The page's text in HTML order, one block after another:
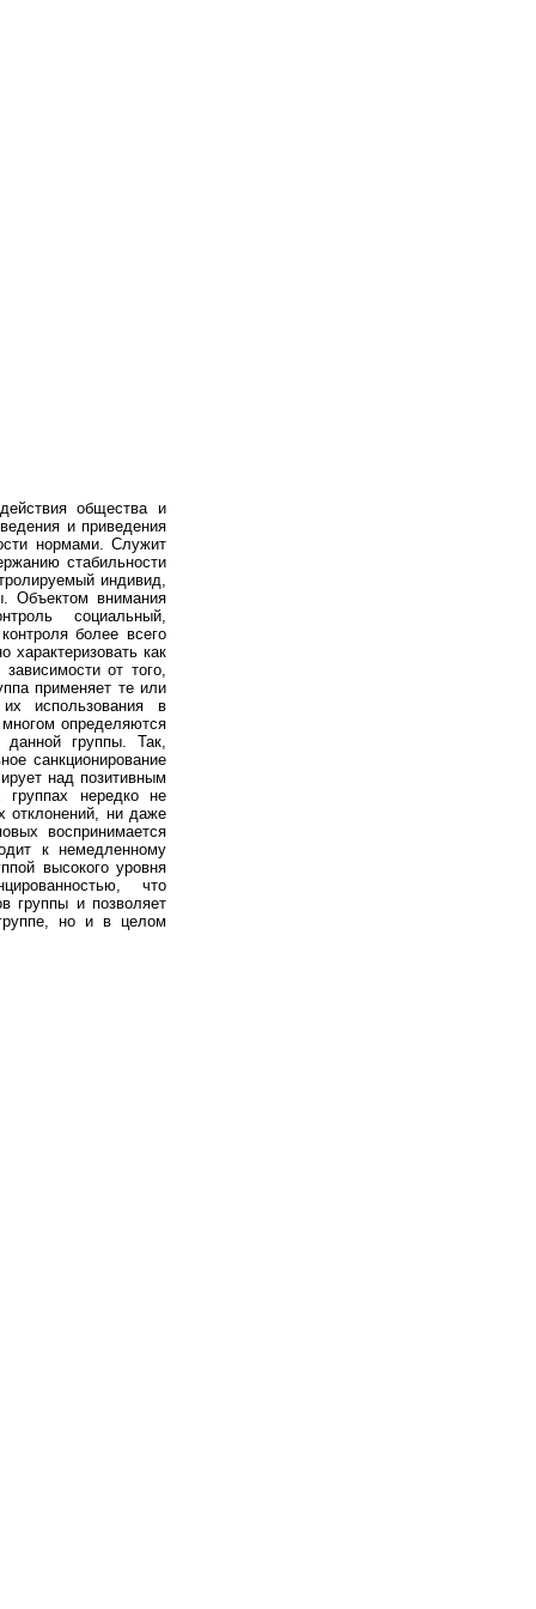
общества и
и приведения
нормами. Служит
стабильности
индивид,
Объектом внимания
социальный,
более всего
как
от того,
применяет те или
использования в
определяются
данной группы. Так,
санкционирование
над позитивным
нередко не
отклонений, ни даже
воспринимается
к немедленному
высокого уровня
что
группы и позволяет
но и в целом